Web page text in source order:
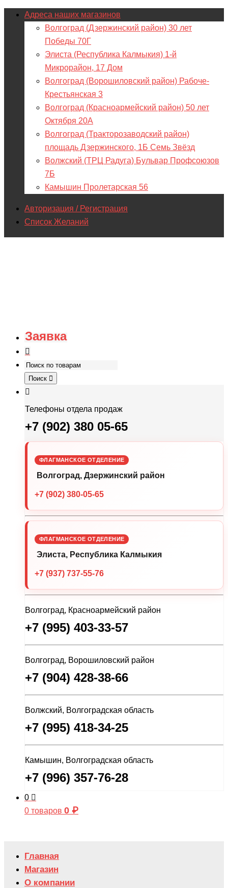
Адреса наших магазинов
Волгоград (Дзержинский район) 30 лет
Победы 70Г
Элиста (Республика Калмыкия) 1-й
Микрорайон, 17 Дом
Волгоград (Ворошиловский район) Рабоче-
Крестьянская 3
Волгоград (Красноармейский район) 50 лет
Октября 20А
Волгоград (Тракторозаводский район)
площадь Дзержинского, 1Б Семь Звёзд
Волжский (ТРЦ Радуга) Бульвар Профсоюзов
7Б
Камышин Пролетарская 56
Авторизация / Регистрация
Список Желаний
Заявка
Поиск
Телефоны отдела продаж
+7 (902) 380 05-65
ФЛАГМАНСКОЕ ОТДЕЛЕНИЕ
Волгоград, Дзержинский район
+7 (902) 380-05-65
ФЛАГМАНСКОЕ ОТДЕЛЕНИЕ
Элиста, Республика Калмыкия
+7 (937) 737-55-76
Волгоград, Красноармейский район
+7 (995) 403-33-57
Волгоград, Ворошиловский район
+7 (904) 428-38-66
Волжский, Волгоградская область
+7 (995) 418-34-25
Камышин, Волгоградская область
+7 (996) 357-76-28
0
0 товаров 0 ₽
Главная
Магазин
О компании